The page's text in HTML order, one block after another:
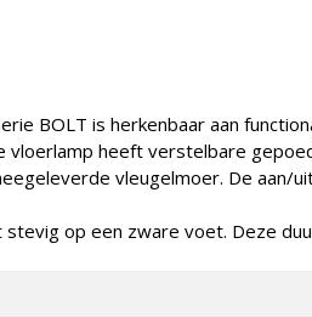
BOLT is herkenbaar aan
vloerlamp heeft verstelbare
vleugelmoer. De aan/
op een zware voet. Deze